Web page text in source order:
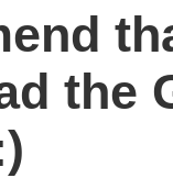
the